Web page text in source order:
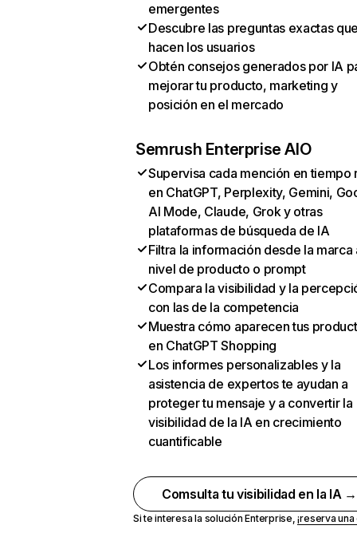
emergentes
Descubre las preguntas exactas
hacen los usuarios
Obtén consejos generados por IA
mejorar tu producto, marketing y
posición en el mercado
Semrush Enterprise AIO
Supervisa cada mención en tiempo
en ChatGPT, Perplexity, Gemini,
AI Mode, Claude, Grok y otras
plataformas de búsqueda de IA
Filtra la información desde la marca
nivel de producto o prompt
Compara la visibilidad y la
con las de la competencia
Muestra cómo aparecen tus
en ChatGPT Shopping
Los informes personalizables y la
asistencia de expertos te ayudan a
proteger tu mensaje y a convertir la
visibilidad de la IA en crecimiento
cuantificable
Comsulta tu visibilidad en la IA →
Si te interesa la solución Enterprise,¡reserva